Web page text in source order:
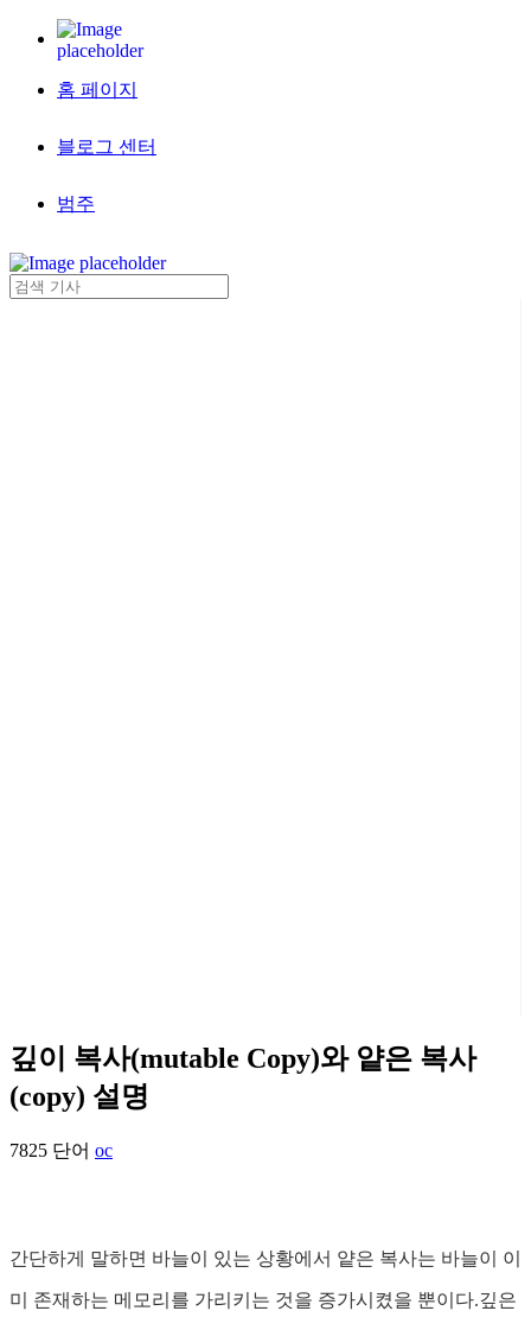
홈 페이지
블로그 센터
범주
깊이 복사(mutable Copy)와 얕은 복사
(copy) 설명
7825 단어 oc
간단하게 말하면 바늘이 있는 상황에서 얕은 복사는 바늘이 이
미 존재하는 메모리를 가리키는 것을 증가시켰을 뿐이다.깊은